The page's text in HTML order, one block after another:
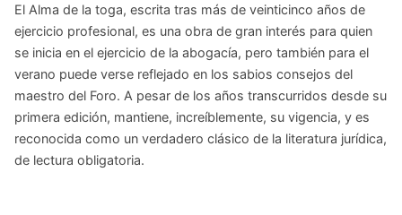
El Alma de la toga, escrita tras más de veinticinco años de
ejercicio profesional, es una obra de gran interés para quien
se inicia en el ejercicio de la abogacía, pero también para el
verano puede verse reflejado en los sabios consejos del
maestro del Foro. A pesar de los años transcurridos desde su
primera edición, mantiene, increíblemente, su vigencia, y es
reconocida como un verdadero clásico de la literatura jurídica,
de lectura obligatoria.